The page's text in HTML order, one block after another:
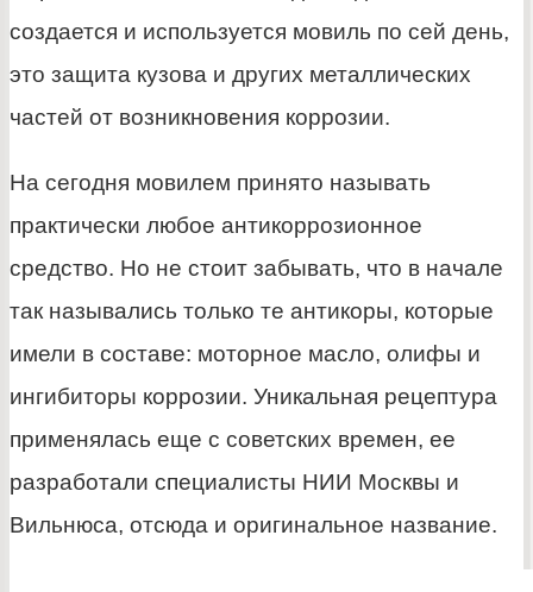
создается и используется мовиль по сей день,
это защита кузова и других металлических
частей от возникновения коррозии.
На сегодня мовилем принято называть
практически любое антикоррозионное
средство. Но не стоит забывать, что в начале
так назывались только те антикоры, которые
имели в составе: моторное масло, олифы и
ингибиторы коррозии. Уникальная рецептура
применялась еще с советских времен, ее
разработали специалисты НИИ Москвы и
Вильнюса, отсюда и оригинальное название.